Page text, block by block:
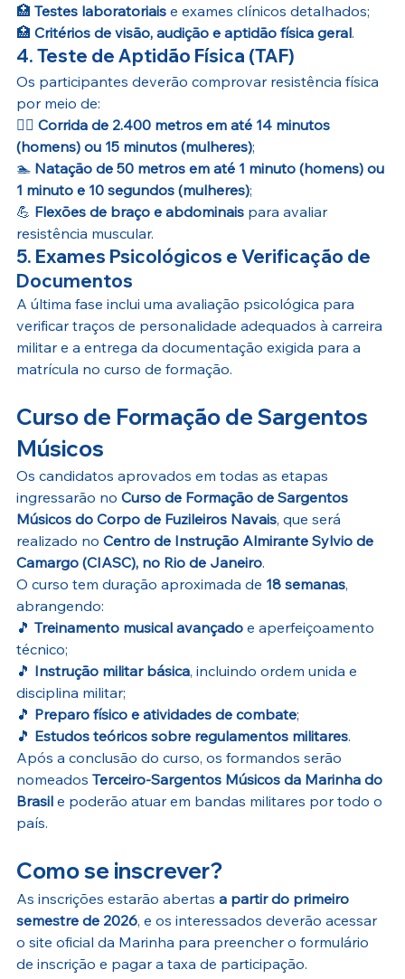
🏥 Testes laboratoriais e exames clínicos detalhados;
🏥 Critérios de visão, audição e aptidão física geral.
4. Teste de Aptidão Física (TAF)
Os participantes deverão comprovar resistência física
por meio de:
🏃‍♂️ Corrida de 2.400 metros em até 14 minutos
(homens) ou 15 minutos (mulheres);
🏊 Natação de 50 metros em até 1 minuto (homens) ou
1 minuto e 10 segundos (mulheres);
💪 Flexões de braço e abdominais para avaliar
resistência muscular.
5. Exames Psicológicos e Verificação de
Documentos
A última fase inclui uma avaliação psicológica para
verificar traços de personalidade adequados à carreira
militar e a entrega da documentação exigida para a
matrícula no curso de formação.
Curso de Formação de Sargentos
Músicos
Os candidatos aprovados em todas as etapas
ingressarão no Curso de Formação de Sargentos
Músicos do Corpo de Fuzileiros Navais, que será
realizado no Centro de Instrução Almirante Sylvio de
Camargo (CIASC), no Rio de Janeiro.
O curso tem duração aproximada de 18 semanas,
abrangendo:
🎵 Treinamento musical avançado e aperfeiçoamento
técnico;
🎵 Instrução militar básica, incluindo ordem unida e
disciplina militar;
🎵 Preparo físico e atividades de combate;
🎵 Estudos teóricos sobre regulamentos militares.
Após a conclusão do curso, os formandos serão
nomeados Terceiro-Sargentos Músicos da Marinha do
Brasil e poderão atuar em bandas militares por todo o
país.
Como se inscrever?
As inscrições estarão abertas a partir do primeiro
semestre de 2026, e os interessados deverão acessar
o site oficial da Marinha para preencher o formulário
de inscrição e pagar a taxa de participação.